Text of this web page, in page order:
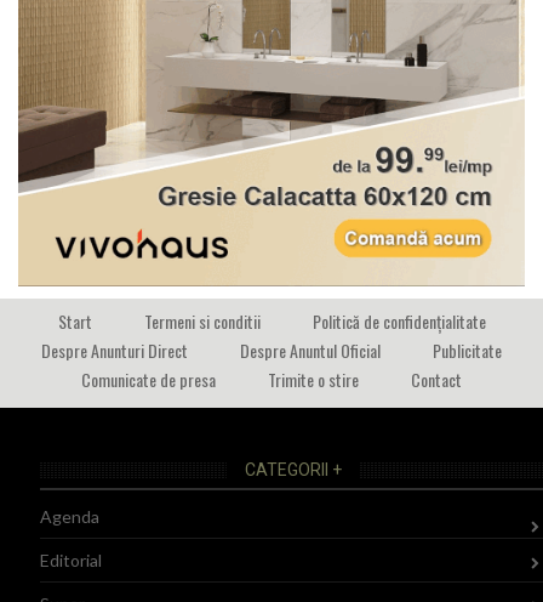
Start Termeni si conditii
Politică de confidențialitate
Despre Anunturi Direct
Despre Anuntul Oficial
Publicitate
Comunicate de presa
Trimite o stire Contact
CATEGORII +
Agenda
Editorial